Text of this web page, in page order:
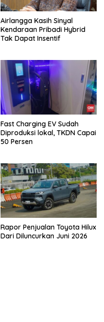
Airlangga Kasih Sinyal
Kendaraan Pribadi Hybrid
Tak Dapat Insentif
Fast Charging EV Sudah
Diproduksi lokal, TKDN Capai
50 Persen
Rapor Penjualan Toyota Hilux
Dari Diluncurkan Juni 2026